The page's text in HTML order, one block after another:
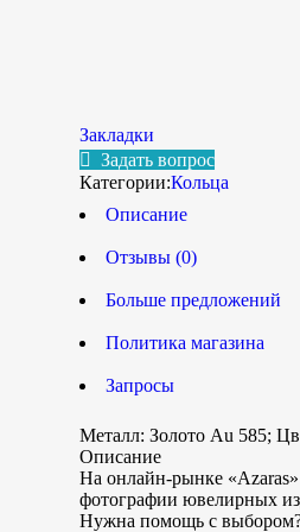
Закладки
Задать вопрос
Категории:Кольца
Описание
Отзывы (0)
Больше предложений
Политика магазина
Запросы
Металл: Золото Au 585;
Описание
На онлайн-рынке
фотографии ювелирных
Нужна помощь с